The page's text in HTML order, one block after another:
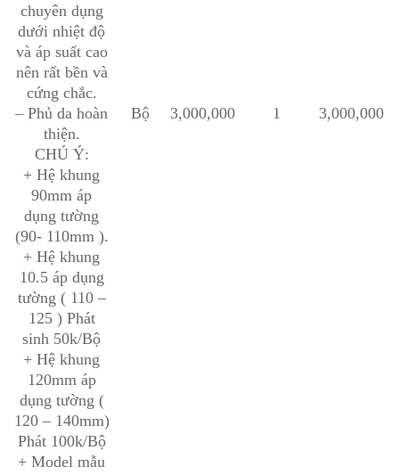
chuyên dụng
dưới nhiệt độ
và áp suất cao
nên rất bền và
cứng chắc.
– Phủ da hoàn
thiện.
CHÚ Ý:
+ Hệ khung
90mm áp
dụng tường
(90- 110mm ).
+ Hệ khung
10.5 áp dụng
tường ( 110 –
125 ) Phát
sinh 50k/Bộ
+ Hệ khung
120mm áp
dụng tường (
120 – 140mm)
Phát 100k/Bộ
+ Model mẫu
Bộ 3,000,000 1 3,000,000